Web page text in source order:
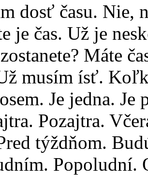
dosť času. Nie,
je čas. Už je
Máte
musím ísť.
Je jedna.
Pozajtra.
týždňom.
Popoludní.